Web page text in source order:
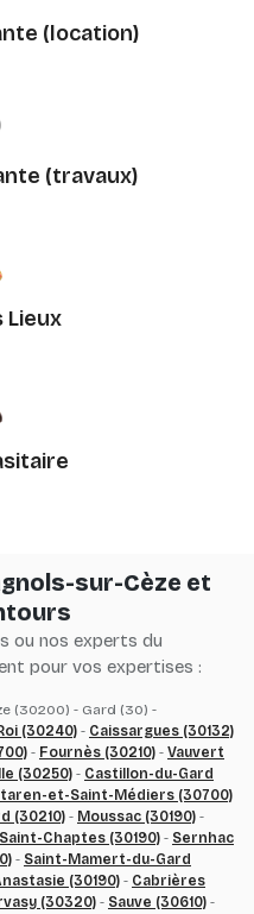
(location)
(travaux)
Lieux
sur-Cèze et
ou nos experts du
pour vos expertises :
(30200) - Gard (30) -
(30240) - Caissargues (30132)
- Fournès (30210) - Vauvert
(30250) - Castillon-du-Gard
et-Saint-Médiers (30700)
(30210) - Moussac (30190) -
Saint-Chaptes (30190) - Sernhac
- Saint-Mamert-du-Gard
(30190) - Cabrières
(30320) - Sauve (30610) -